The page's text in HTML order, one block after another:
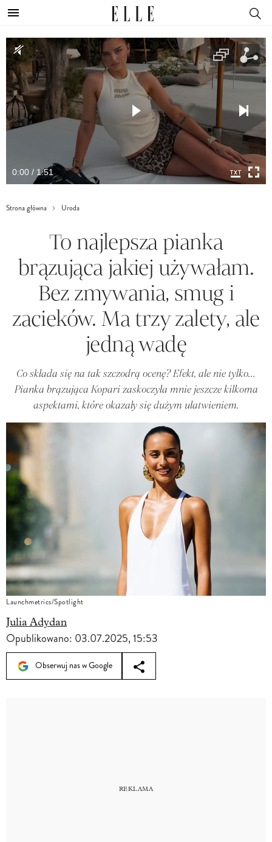
0:00 / 1:51
Strona główna Uroda
To najlepsza pianka
brązująca jakiej używałam.
Bez zmywania, smug i
zacieków. Ma trzy zalety, ale
jedną wadę
Co składa się na tak szczodrą ocenę? Efekt, ale nie tylko...
Pianka brązująca Kopari zaskoczyła mnie jeszcze kilkoma
aspektami, które okazały się dużym ułatwieniem.
Launchmetrics/Spotlight
Julia Adydan
Opublikowano: 03.07.2025, 15:53
Obserwuj nas w Google